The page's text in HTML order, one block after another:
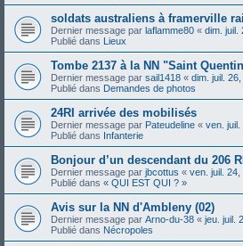
soldats australiens à framerville
Dernier message par laflamme80 « dim. juil.
Publié dans Lieux
Tombe 2137 à la NN "Saint
Dernier message par sail1418 « dim. juil.
Publié dans Demandes de photos
24RI arrivée des mobilisés
Dernier message par Pateudeline « ven. juil.
Publié dans Infanterie
Bonjour d’un descendant du 206
Dernier message par jbcottus « ven. juil.
Publié dans « QUI EST QUI ? »
Avis sur la NN d'Ambleny (02)
Dernier message par Arno-du-38 « jeu. juil.
Publié dans Nécropoles